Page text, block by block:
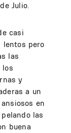
Julio.
casi
lentos pero
las
los
y
a un
en
las
buena